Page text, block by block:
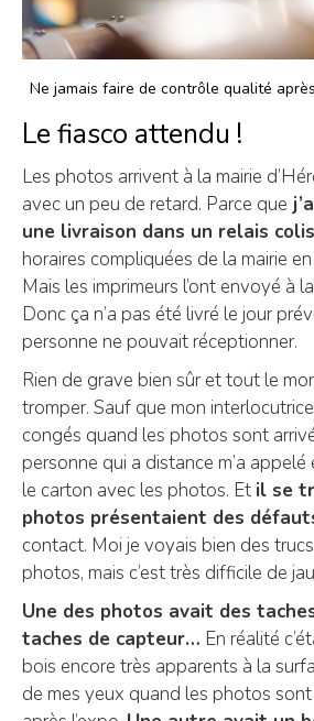
Ne jamais faire de contrôle qualité
Le fiasco attendu !
Les photos arrivent à la mairie
avec un peu de retard. Parce que
une livraison dans un relais colis
horaires compliquées de la mairie
Mais les imprimeurs l’ont envoyé à
Donc ça n’a pas été livré le jour
personne ne pouvait réceptionner.
Rien de grave bien sûr et tout le
tromper. Sauf que mon
congés quand les photos sont
personne qui a distance m’a
le carton avec les photos. Et il se
photos présentaient des
contact. Moi je voyais bien des
photos, mais c’est très difficile de
Une des photos avait des
taches de capteur… En réalité
bois encore très apparents à la
de mes yeux quand les photos